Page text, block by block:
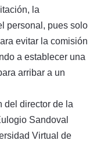
la
personal, pues solo
evitar la comisión
a establecer una
arribar a un
del director de la
Sandoval
Virtual de